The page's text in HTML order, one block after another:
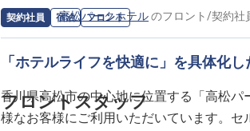
契約社員 宿泊 フロント
フロントスタッフ
求人情報：高松パークホテルのフロント /契約社
「ホテルライフを快適に」を具体化
香川県高松市の中心地に位置する「高松
様なお客様にご利用いただいています。